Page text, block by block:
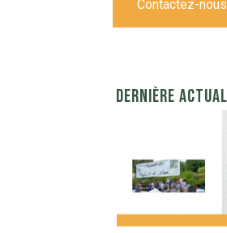
Contactez-nous
DERNIÈRE